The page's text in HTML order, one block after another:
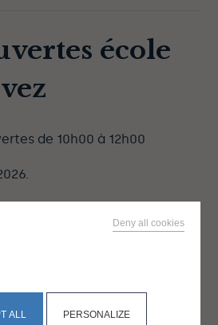
école
de 10h00 à 12h00
ALL
Deny all cookies
PERSONALIZE